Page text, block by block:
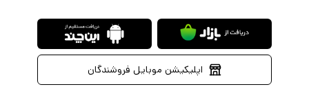
اپلیکیشن موبایل فروشندگان